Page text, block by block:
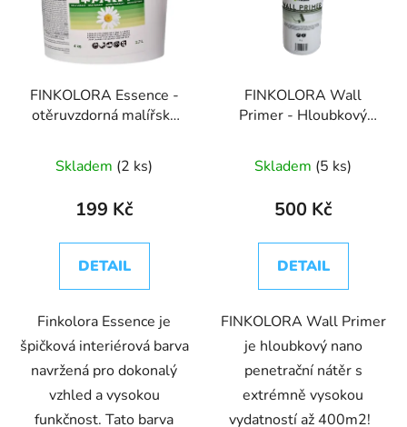
FINKOLORA Essence -
otěruvzdorná malířská
Skladem (2 ks)
199 Kč
DETAIL
Finkolora Essence je
špičková interiérová barva
navržená pro dokonalý
vzhled a vysokou
funkčnost. Tato barva
FINKOLORA Wall
Primer - Hloubkový
Skladem (5 ks)
500 Kč
DETAIL
FINKOLORA Wall Primer
je hloubkový nano
penetrační nátěr s
extrémně vysokou
vydatností až 400m2!